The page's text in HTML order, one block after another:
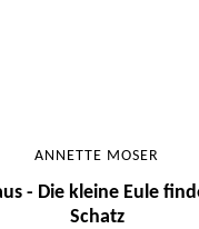
ANNETTE MOSER
- Die kleine Eule
Schatz